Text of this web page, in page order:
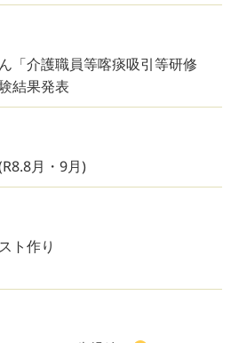
介護職員等喀痰吸引等研修
結果発表
月・9月)
ト作り